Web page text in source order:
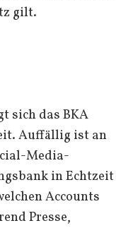
gilt.
sich das BKA
Auffällig ist an
Media-
in Echtzeit
Accounts
Presse,